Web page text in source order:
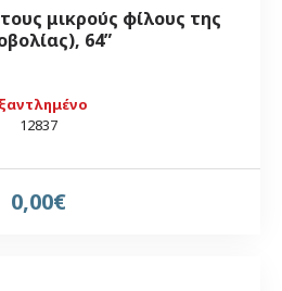
12837
μικρούς φίλους της
64”
0,00€